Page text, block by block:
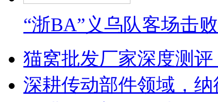
“浙BA”义乌队客场击
猫窝批发厂家深度测
深耕传动部件领域，